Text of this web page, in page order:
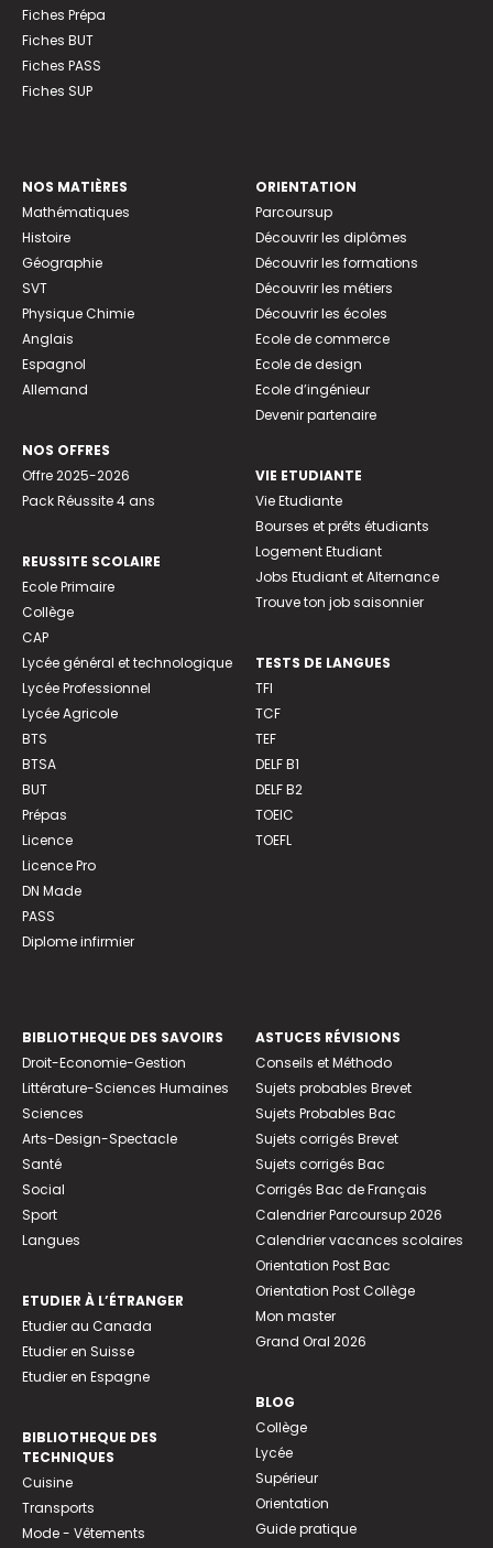
Fiches Prépa
Fiches BUT
Fiches PASS
Fiches SUP
NOS MATIÈRES
Mathématiques
Histoire
Géographie
SVT
Physique Chimie
Anglais
Espagnol
Allemand
NOS OFFRES
Offre 2025-2026
Pack Réussite 4 ans
REUSSITE SCOLAIRE
Ecole Primaire
Collège
CAP
Lycée général et technologique
Lycée Professionnel
Lycée Agricole
BTS
BTSA
BUT
Prépas
Licence
Licence Pro
DN Made
PASS
Diplome infirmier
ORIENTATION
Parcoursup
Découvrir les diplômes
Découvrir les formations
Découvrir les métiers
Découvrir les écoles
Ecole de commerce
Ecole de design
Ecole d’ingénieur
Devenir partenaire
VIE ETUDIANTE
Vie Etudiante
Bourses et prêts étudiants
Logement Etudiant
Jobs Etudiant et Alternance
Trouve ton job saisonnier
TESTS DE LANGUES
TFI
TCF
TEF
DELF B1
DELF B2
TOEIC
TOEFL
BIBLIOTHEQUE DES SAVOIRS
Droit-Economie-Gestion
Littérature-Sciences Humaines
Sciences
Arts-Design-Spectacle
Santé
Social
Sport
Langues
ETUDIER À L’ÉTRANGER
Etudier au Canada
Etudier en Suisse
Etudier en Espagne
BIBLIOTHEQUE DES
TECHNIQUES
Cuisine
Transports
Mode - Vêtements
ASTUCES RÉVISIONS
Conseils et Méthodo
Sujets probables Brevet
Sujets Probables Bac
Sujets corrigés Brevet
Sujets corrigés Bac
Corrigés Bac de Français
Calendrier Parcoursup 2026
Calendrier vacances scolaires
Orientation Post Bac
Orientation Post Collège
Mon master
Grand Oral 2026
BLOG
Collège
Lycée
Supérieur
Orientation
Guide pratique